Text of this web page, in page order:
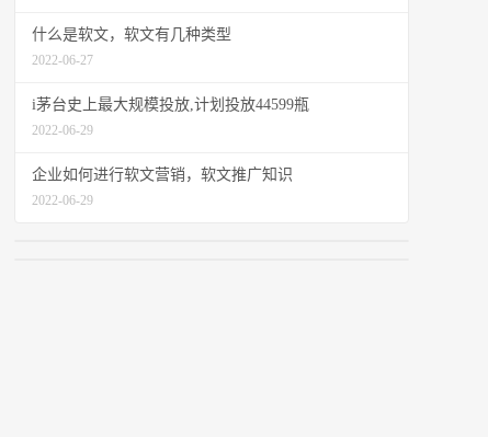
什么是软文，软文有几种类型
2022-06-27
i茅台史上最大规模投放,计划投放44599瓶
2022-06-29
企业如何进行软文营销，软文推广知识
2022-06-29